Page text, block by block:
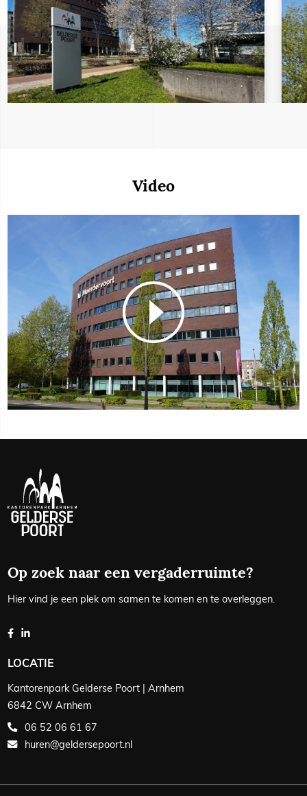
Video
Op zoek naar een vergaderruimte?
Hier vind je een plek om samen te komen en te overleggen.
LOCATIE
Kantorenpark Gelderse Poort | Arnhem
6842 CW Arnhem
06 52 06 61 67
huren@geldersepoort.nl